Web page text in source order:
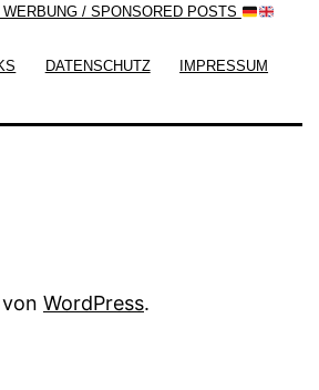
WERBUNG / SPONSORED POSTS
DATENSCHUTZ IMPRESSUM
WordPress.